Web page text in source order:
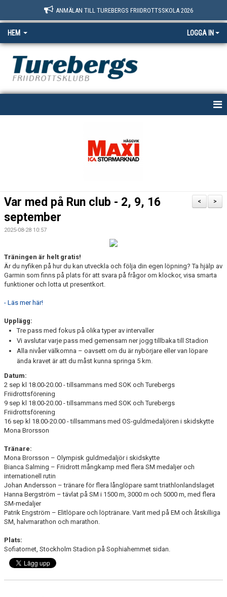
ANMÄLAN TILL TUREBERGS FRIIDROTTSSKOLA 2026
HEM LOGGA IN
MEDLEM
STATISTIK & RESULTAT
FUNKTIONÄR
TÄVLINGAR
KONTAKT
UTBILDNING
>
<
Var med på Run club - 2, 9, 16
september
2025-08-28 10:57
Träningen är helt gratis!
Är du nyfiken på hur du kan utveckla och följa din egen löpning? Ta hjälp av
Garmin som finns på plats för att svara på frågor om klockor, visa smarta
funktioner och lotta ut presentkort.
- Läs mer här!
Upplägg:
Tre pass med fokus på olika typer av intervaller
Vi avslutar varje pass med gemensam ner jogg tillbaka till Stadion
Alla nivåer välkomna – oavsett om du är nybörjare eller van löpare
ända kravet är att du måst kunna springa 5 km.
Datum:
2 sep kl 18.00-20.00 - tillsammans med SOK och Turebergs
Friidrottsförening
9 sep kl 18.00-20.00 - tillsammans med SOK och Turebergs
Friidrottsförening
16 sep kl 18.00-20.00 - tillsammans med OS-guldmedaljören i skidskytte
Mona Brorsson
Tränare:
Mona Brorsson – Olympisk guldmedaljör i skidskytte
Bianca Salming – Friidrott mångkamp med flera SM medaljer och
internationell rutin
Johan Andersson – tränare för flera långlöpare samt triathlonlandslaget
Hanna Bergström – tävlat på SM i 1500 m, 3000 m och 5000 m, med flera
SM-medaljer
Patrik Engström – Elitlöpare och löptränare. Varit med på EM och åtskilliga
SM, halvmarathon och marathon.
Plats:
Sofiatornet, Stockholm Stadion på Sophiahemmet sidan.